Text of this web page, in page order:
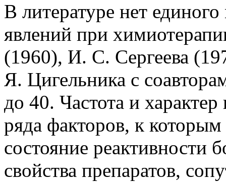
В литературе нет
явлений при
(1960), И. С. Сергеева
Я. Цигельника с
до 40. Частота и
ряда факторов, к
состояние реактивности
свойства препаратов,